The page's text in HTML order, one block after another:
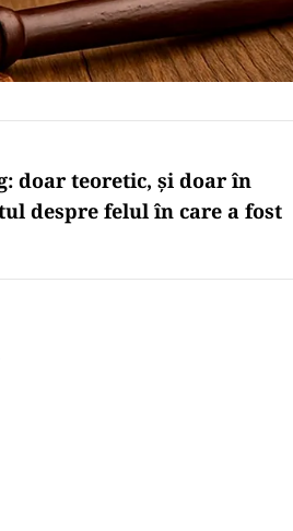
doar teoretic, și doar în
despre felul în care a fost